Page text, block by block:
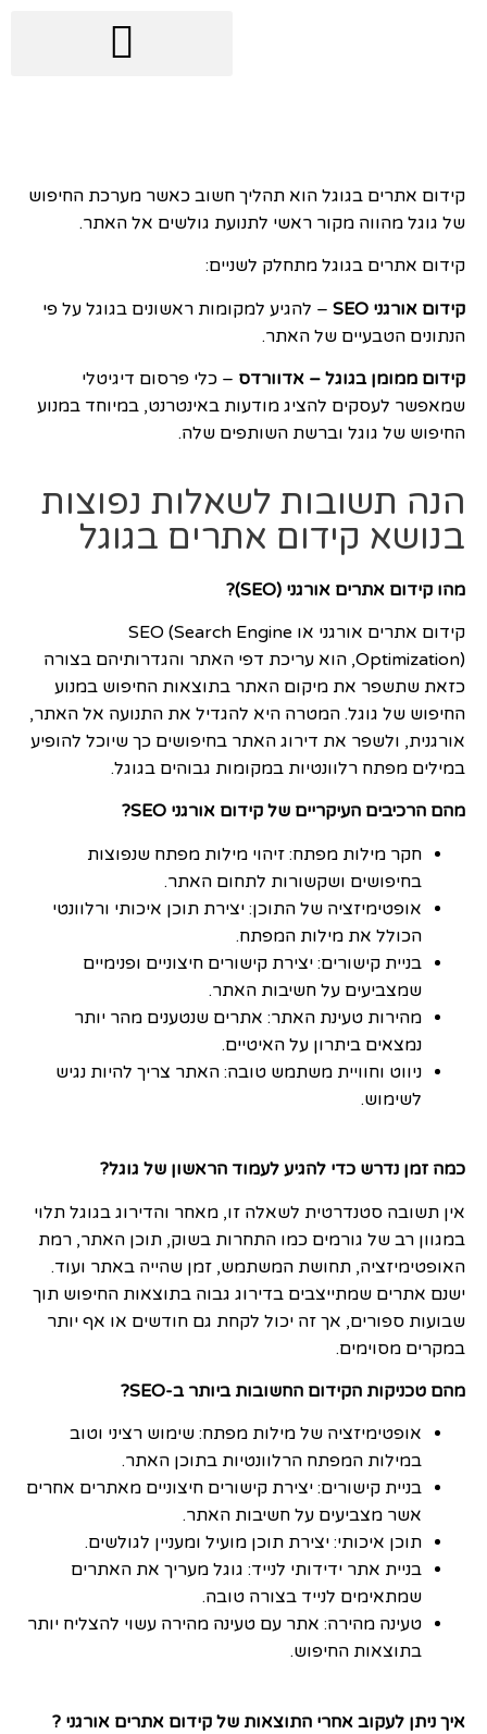
קידום אתרים בגוגל הוא תהליך חשוב כאשר מערכת החיפוש
של גוגל מהווה מקור ראשי לתנועת גולשים אל האתר.
קידום אתרים בגוגל מתחלק לשניים:
קידום אורגני SEO
– להגיע למקומות ראשונים בגוגל על פי
הנתונים הטבעיים של האתר.
קידום ממומן בגוגל – אדוורדס – כלי פרסום דיגיטלי
שמאפשר לעסקים להציג מודעות באינטרנט, במיוחד במנוע
החיפוש של גוגל וברשת השותפים שלה.
הנה תשובות לשאלות נפוצות
בנושא קידום אתרים בגוגל
מהו קידום אתרים אורגני (SEO)?
קידום אתרים אורגני או SEO (Search Engine
Optimization), הוא עריכת דפי האתר והגדרותיהם בצורה
כזאת שתשפר את מיקום האתר בתוצאות החיפוש במנוע
החיפוש של גוגל. המטרה היא להגדיל את התנועה אל האתר,
אורגנית, ולשפר את דירוג האתר בחיפושים כך שיוכל להופיע
במילים מפתח רלוונטיות במקומות גבוהים בגוגל.
מהם הרכיבים העיקריים של קידום אורגני SEO?
חקר מילות מפתח: זיהוי מילות מפתח שנפוצות
בחיפושים ושקשורות לתחום האתר.
אופטימיזציה של התוכן: יצירת תוכן איכותי ורלוונטי
הכולל את מילות המפתח.
בניית קישורים: יצירת קישורים חיצוניים ופנימיים
שמצביעים על חשיבות האתר.
מהירות טעינת האתר: אתרים שנטענים מהר יותר
נמצאים ביתרון על האיטיים.
ניווט וחוויית משתמש טובה: האתר צריך להיות נגיש
לשימוש.
כמה זמן נדרש כדי להגיע לעמוד הראשון של גוגל?
אין תשובה סטנדרטית לשאלה זו, מאחר והדירוג בגוגל תלוי
במגוון רב של גורמים כמו התחרות בשוק, תוכן האתר, רמת
האופטימיזציה, תחושת המשתמש, זמן שהייה באתר ועוד.
ישנם אתרים שמתייצבים בדירוג גבוה בתוצאות החיפוש תוך
שבועות ספורים, אך זה יכול לקחת גם חודשים או אף יותר
במקרים מסוימים.
מהם טכניקות הקידום החשובות ביותר ב-SEO?
אופטימיזציה של מילות מפתח: שימוש רציני וטוב
במילות המפתח הרלוונטיות בתוכן האתר.
בניית קישורים: יצירת קישורים חיצוניים מאתרים אחרים
אשר מצביעים על חשיבות האתר.
תוכן איכותי: יצירת תוכן מועיל ומעניין לגולשים.
בניית אתר ידידותי לנייד: גוגל מעריך את האתרים
שמתאימים לנייד בצורה טובה.
טעינה מהירה: אתר עם טעינה מהירה עשוי להצליח יותר
בתוצאות החיפוש.
איך ניתן לעקוב אחרי התוצאות של קידום אתרים אורגני ?